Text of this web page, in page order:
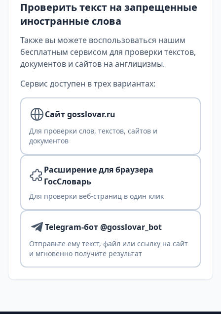
Проверить текст на запрещенные
иностранные слова
Также вы можете воспользоваться нашим
бесплатным сервисом для проверки текстов,
документов и сайтов на англицизмы.
Сервис доступен в трех вариантах:
Сайт gosslovar.ru
Для проверки слов, текстов, сайтов и
документов
Расширение для браузера
ГосСловарь
Для проверки веб-страниц в один клик
Telegram-бот @gosslovar_bot
Отправьте ему текст, файл или ссылку на сайт
и мгновенно получите результат